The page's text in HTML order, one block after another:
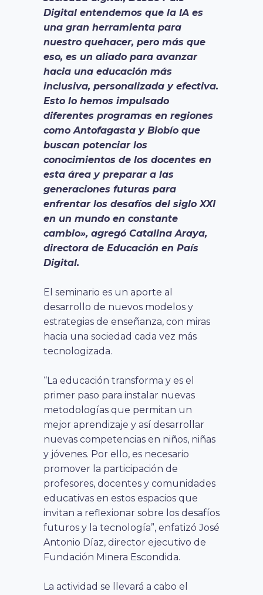
Digital entendemos que la IA es
una gran herramienta para
nuestro quehacer, pero más que
eso, es un aliado para avanzar
hacia una educación más
inclusiva, personalizada y efectiva.
Esto lo hemos impulsado
diferentes programas en regiones
como Antofagasta y Biobío que
buscan potenciar los
conocimientos de los docentes en
esta área y preparar a las
generaciones futuras para
enfrentar los desafíos del siglo XXI
en un mundo en constante
cambio», agregó Catalina Araya,
directora de Educación en País
Digital.
El seminario es un aporte al
desarrollo de nuevos modelos y
estrategias de enseñanza, con miras
hacia una sociedad cada vez más
tecnologizada.
“La educación transforma y es el
primer paso para instalar nuevas
metodologías que permitan un
mejor aprendizaje y así desarrollar
nuevas competencias en niños, niñas
y jóvenes. Por ello, es necesario
promover la participación de
profesores, docentes y comunidades
educativas en estos espacios que
invitan a reflexionar sobre los desafíos
futuros y la tecnología”, enfatizó José
Antonio Díaz, director ejecutivo de
Fundación Minera Escondida.
La actividad se llevará a cabo el